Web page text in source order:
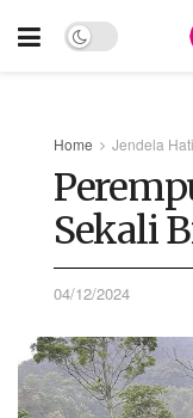
Home Jendela Hati
Sekali
04/12/2024